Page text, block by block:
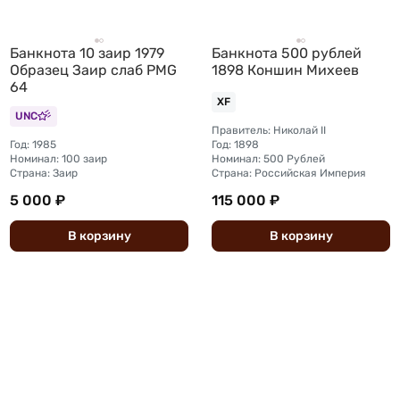
Банкнота 10 заир 1979
Образец Заир слаб PMG
64
UNC
Год: 1985
Номинал: 100 заир
Страна: Заир
5 000 ₽
В корзину
Банкнота 500 рублей
1898 Коншин Михеев
XF
Правитель: Николай II
Год: 1898
Номинал: 500 Рублей
Страна: Российская Империя
115 000 ₽
В корзину